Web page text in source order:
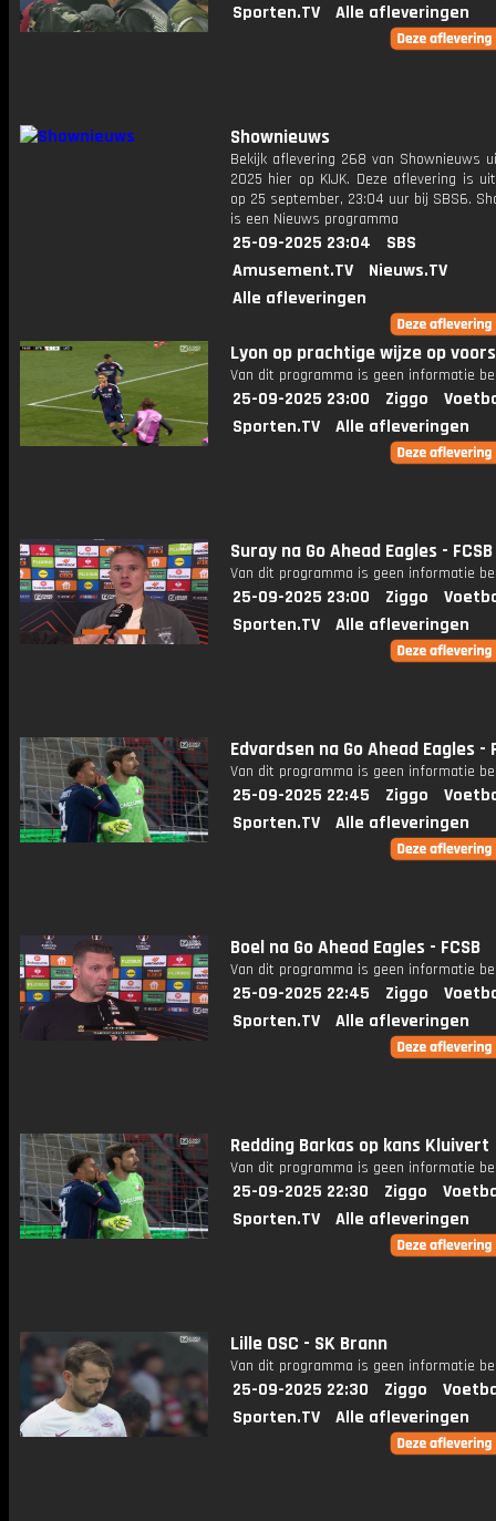
Sporten.TV
Alle afleveringen
Shownieuws
Bekijk aflevering 268 van Shownieuws
2025 hier op KIJK. Deze aflevering is
op 25 september, 23:04 uur bij SBS6.
is een Nieuws programma
25-09-2025 23:04
SBS
Amusement.TV
Nieuws.TV
Alle afleveringen
Lyon op prachtige wijze op
Van dit programma is geen informatie
25-09-2025 23:00 Ziggo
Sporten.TV
Alle afleveringen
Suray na Go Ahead Eagles - FCSB
Van dit programma is geen informatie
25-09-2025 23:00 Ziggo
Sporten.TV
Alle afleveringen
Edvardsen na Go Ahead Eagles -
Van dit programma is geen informatie
25-09-2025 22:45 Ziggo
Sporten.TV
Alle afleveringen
Boel na Go Ahead Eagles - FCSB
Van dit programma is geen informatie
25-09-2025 22:45 Ziggo
Sporten.TV
Alle afleveringen
Redding Barkas op kans Kluivert
Van dit programma is geen informatie
25-09-2025 22:30 Ziggo
Sporten.TV
Alle afleveringen
Lille OSC - SK Brann
Van dit programma is geen informatie
25-09-2025 22:30 Ziggo
Sporten.TV
Alle afleveringen